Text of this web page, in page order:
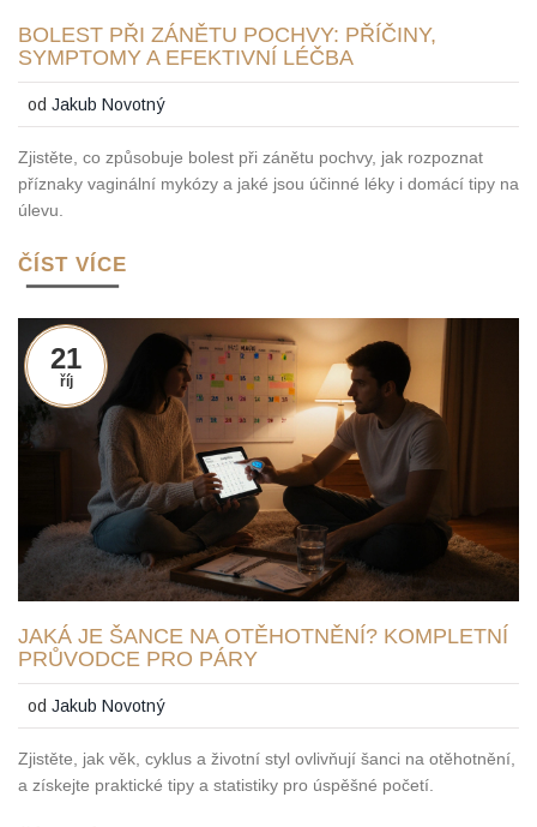
BOLEST PŘI ZÁNĚTU POCHVY: PŘÍČINY,
SYMPTOMY A EFEKTIVNÍ LÉČBA
odJakub Novotný
Zjistěte, co způsobuje bolest při zánětu pochvy, jak rozpoznat
příznaky vaginální mykózy a jaké jsou účinné léky i domácí tipy na
úlevu.
ČÍST VÍCE
21
říj
JAKÁ JE ŠANCE NA OTĚHOTNĚNÍ? KOMPLETNÍ
PRŮVODCE PRO PÁRY
odJakub Novotný
Zjistěte, jak věk, cyklus a životní styl ovlivňují šanci na otěhotnění,
a získejte praktické tipy a statistiky pro úspěšné početí.